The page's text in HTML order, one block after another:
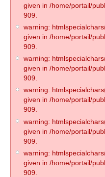
given in /home/portail/
909.
warning:
given in /home/portail/
909.
warning:
given in /home/portail/
909.
warning:
given in /home/portail/
909.
warning:
given in /home/portail/
909.
warning:
given in /home/portail/
909.